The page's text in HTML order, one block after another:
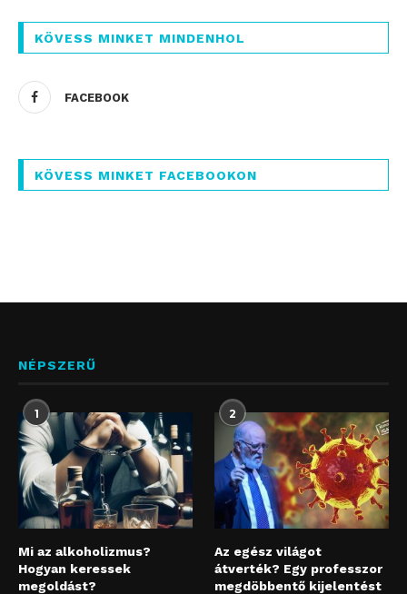
KÖVESS MINKET MINDENHOL
FACEBOOK
KÖVESS MINKET FACEBOOKON
NÉPSZERŰ
1
Mi az alkoholizmus?
Hogyan keressek
megoldást?
2
Az egész világot
átverték? Egy professzor
megdöbbentő kijelentést